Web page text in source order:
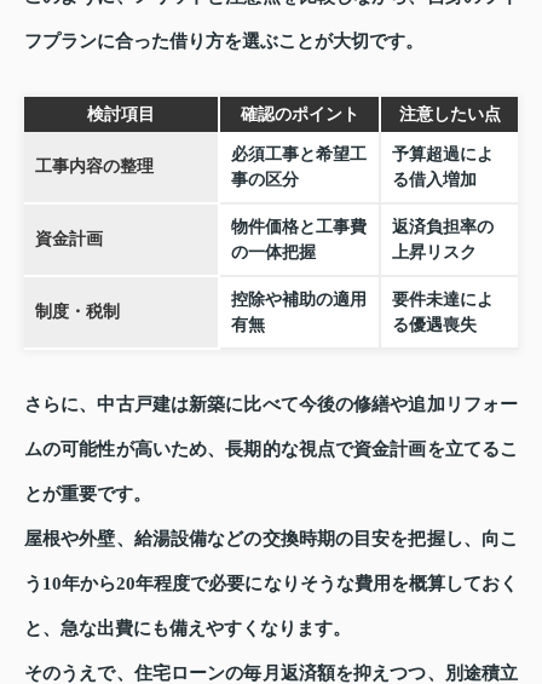
フプランに合った借り方を選ぶことが大切です。
検討項目 確認のポイント 注意したい点
工事内容の整理
必須工事と希望工
事の区分
予算超過によ
る借入増加
資金計画
物件価格と工事費
の一体把握
返済負担率の
上昇リスク
制度・税制
控除や補助の適用
有無
要件未達によ
る優遇喪失
さらに、中古戸建は新築に比べて今後の修繕や追加リフォー
ムの可能性が高いため、長期的な視点で資金計画を立てるこ
とが重要です。
屋根や外壁、給湯設備などの交換時期の目安を把握し、向こ
う10年から20年程度で必要になりそうな費用を概算しておく
と、急な出費にも備えやすくなります。
そのうえで、住宅ローンの毎月返済額を抑えつつ、別途積立